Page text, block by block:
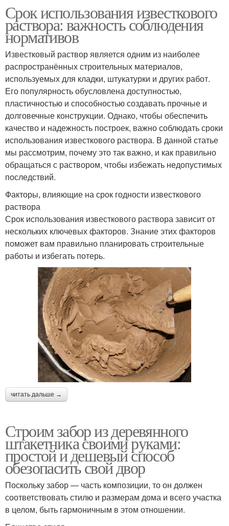
Срок использования известкового
раствора: важность соблюдения
нормативов
Известковый раствор является одним из наиболее
распространённых строительных материалов,
используемых для кладки, штукатурки и других работ.
Его популярность обусловлена доступностью,
пластичностью и способностью создавать прочные и
долговечные конструкции. Однако, чтобы обеспечить
качество и надежность построек, важно соблюдать сроки
использования известкового раствора. В данной статье
мы рассмотрим, почему это так важно, и как правильно
обращаться с раствором, чтобы избежать недопустимых
последствий.
Факторы, влияющие на срок годности известкового
раствора
Срок использования известкового раствора зависит от
нескольких ключевых факторов. Знание этих факторов
поможет вам правильно планировать строительные
работы и избегать потерь.
читать дальше →
Строим забор из деревянного
штакетника своими руками:
простой и дешевый способ
обезопасить свой двор
Поскольку забор — часть композиции, то он должен
соответствовать стилю и размерам дома и всего участка
в целом, быть гармоничным в этом отношении.